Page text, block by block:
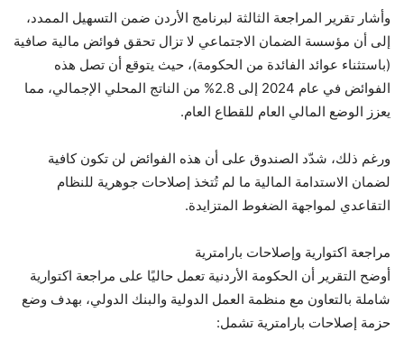
وأشار تقرير المراجعة الثالثة لبرنامج الأردن ضمن التسهيل الممدد،
إلى أن مؤسسة الضمان الاجتماعي لا تزال تحقق فوائض مالية صافية
(باستثناء عوائد الفائدة من الحكومة)، حيث يتوقع أن تصل هذه
الفوائض في عام 2024 إلى 2.8% من الناتج المحلي الإجمالي، مما
يعزز الوضع المالي العام للقطاع العام.
ورغم ذلك، شدّد الصندوق على أن هذه الفوائض لن تكون كافية
لضمان الاستدامة المالية ما لم تُتخذ إصلاحات جوهرية للنظام
التقاعدي لمواجهة الضغوط المتزايدة.
مراجعة اكتوارية وإصلاحات بارامترية
أوضح التقرير أن الحكومة الأردنية تعمل حاليًا على مراجعة اكتوارية
شاملة بالتعاون مع منظمة العمل الدولية والبنك الدولي، بهدف وضع
حزمة إصلاحات بارامترية تشمل: